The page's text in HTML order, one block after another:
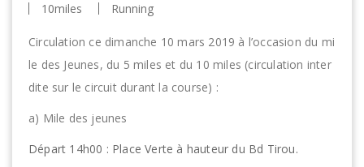
10miles Running
Circulation ce dimanche 10 mars 2019 à l’occasion du mi
le des Jeunes, du 5 miles et du 10 miles (circulation inter
dite sur le circuit durant la course) :
a) Mile des jeunes
Départ 14h00 : Place Verte à hauteur du Bd Tirou.